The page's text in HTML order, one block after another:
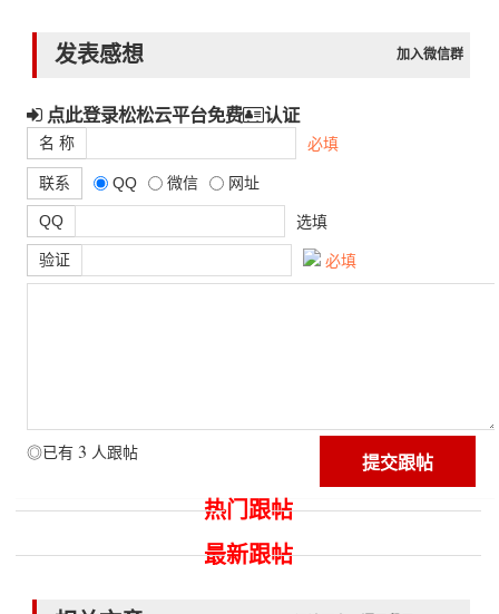
发表感想 加入微信群
点此登录松松云平台免费 认证
名 称 必填
联系 QQ 微信 网址
QQ 选填
验证 必填
◎已有 3 人跟帖
热门跟帖
最新跟帖